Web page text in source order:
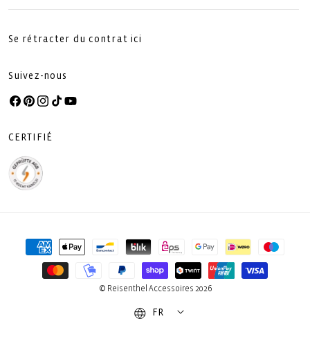
Se rétracter du contrat ici
Suivez-nous
Facebook
Pinterest
Instagram
TikTokYouTube
CERTIFIÉ
Moyens
paiement
© Reisenthel Accessoires 2026
FR